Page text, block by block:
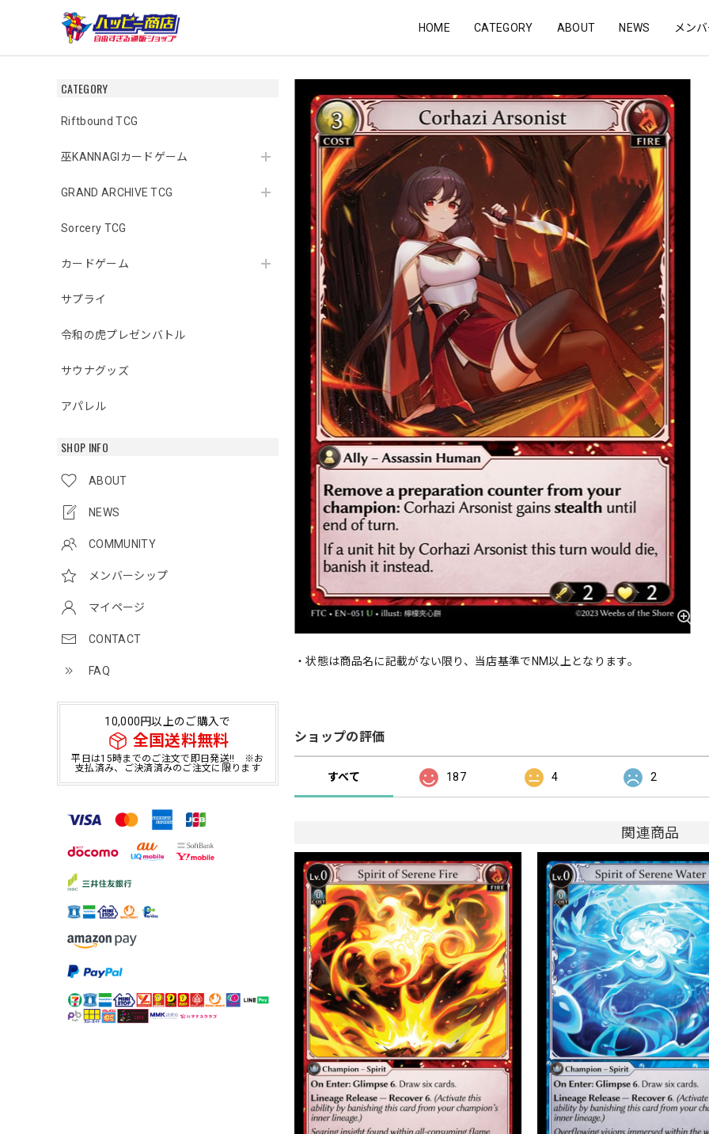
HOME CATEGORY ABOUT NEWS メン
CATEGORY
Riftbound TCG
巫KANNAGIカードゲーム
GRAND ARCHIVE TCG
Sorcery TCG
カードゲーム
サプライ
令和の虎プレゼンバトル
サウナグッズ
アパレル
SHOP INFO
ABOUT
NEWS
COMMUNITY
メンバーシップ
マイページ
CONTACT
FAQ
10,000円以上のご購入で
全国送料無料
平日は15時までのご注文で即日発送!! ※お
支払済み、ご決済済みのご注文に限ります
・状態は商品名に記載がない限り、当店基準でNM以上となります。
ショップの評価
すべて 187 4 2
関連商品